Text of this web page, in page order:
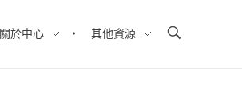
關於中心 其他資源